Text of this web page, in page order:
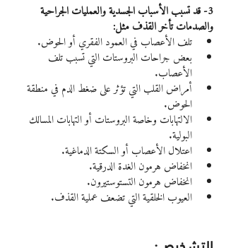
3- قد تسبب الأسباب الجسدية والعمليات الجراحية
والصدمات تأخر القذف مثل:
تلف الأعصاب في العمود الفقري أو الحوض.
بعض جراحات البروستات التي تسبب تلف
الأعصاب.
أمراض القلب التي تؤثر على ضغط الدم في منطقة
الحوض.
الالتهابات وخاصة البروستات أو التهابات المسالك
البولية.
اعتلال الأعصاب أو السكتة الدماغية.
انخفاض هرمون الغدة الدرقية.
انخفاض هرمون التستوستيرون.
العيوب الخلقية التي تضعف عملية القذف.